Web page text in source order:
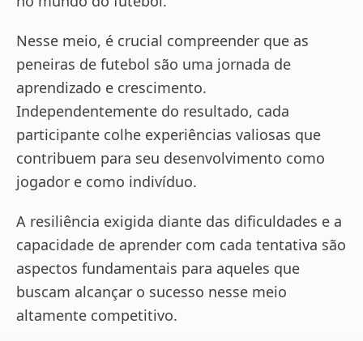
Nesse meio, é crucial compreender que as
peneiras de futebol são uma jornada de
aprendizado e crescimento.
Independentemente do resultado, cada
participante colhe experiências valiosas que
contribuem para seu desenvolvimento como
jogador e como indivíduo.
A resiliência exigida diante das dificuldades e a
capacidade de aprender com cada tentativa são
aspectos fundamentais para aqueles que
buscam alcançar o sucesso nesse meio
altamente competitivo.